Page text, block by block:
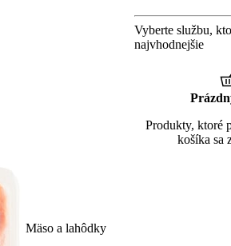
Mäso a lahôdky
Vyberte službu,
najvhodnejšie
Produkty, ktoré
košíka sa